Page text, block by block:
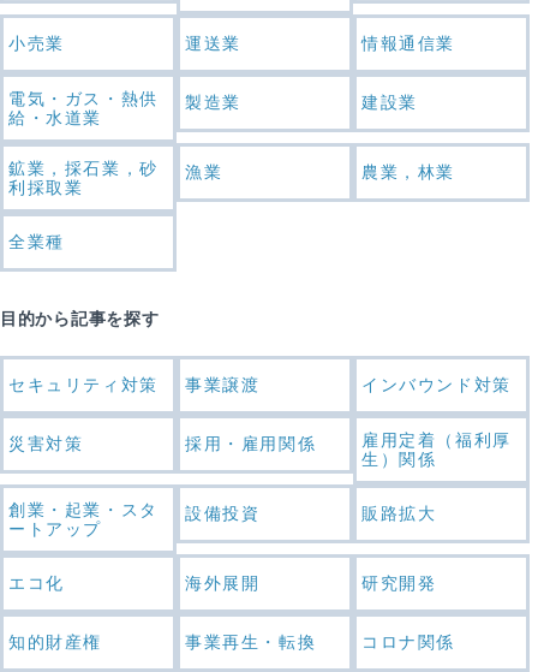
小売業 運送業 情報通信業
電気・ガス・熱供
給・水道業
製造業 建設業
鉱業，採石業，砂
利採取業
漁業 農業，林業
全業種
目的から記事を探す
セキュリティ対策 事業譲渡 インバウンド対策
災害対策 採用・雇用関係
雇用定着（福利厚
生）関係
創業・起業・スタ
ートアップ
設備投資 販路拡大
エコ化 海外展開 研究開発
知的財産権 事業再生・転換 コロナ関係